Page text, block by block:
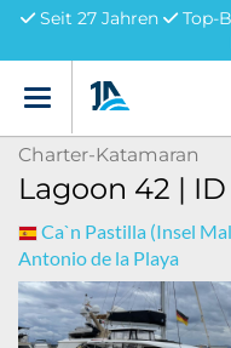
Seit 27 Jahren
Top-
Menü
Charter-Katamaran
Lagoon 42 | ID
Ca`n Pastilla (Insel
Antonio de la Playa